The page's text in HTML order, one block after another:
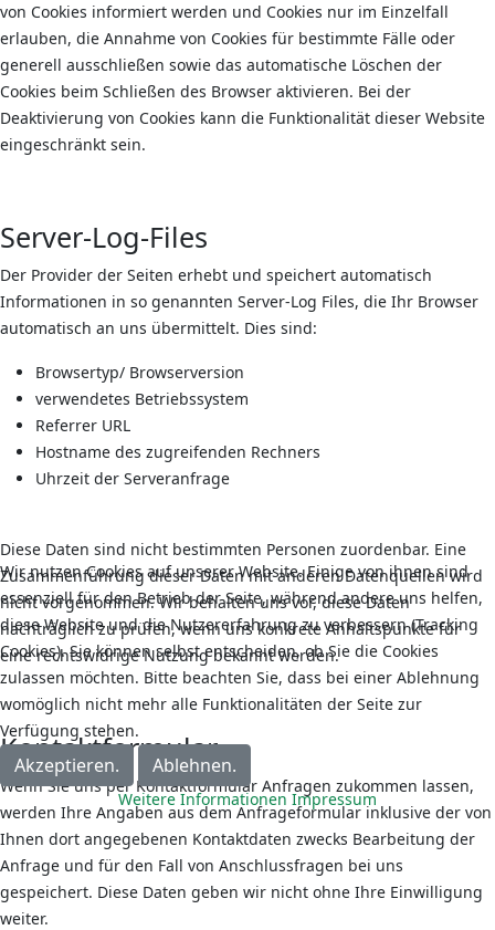
von Cookies informiert werden und Cookies nur im Einzelfall
erlauben, die Annahme von Cookies für bestimmte Fälle oder
generell ausschließen sowie das automatische Löschen der
Cookies beim Schließen des Browser aktivieren. Bei der
Deaktivierung von Cookies kann die Funktionalität dieser Website
eingeschränkt sein.
Server-Log-Files
Der Provider der Seiten erhebt und speichert automatisch
Informationen in so genannten Server-Log Files, die Ihr Browser
automatisch an uns übermittelt. Dies sind:
Browsertyp/ Browserversion
verwendetes Betriebssystem
Referrer URL
Hostname des zugreifenden Rechners
Uhrzeit der Serveranfrage
Diese Daten sind nicht bestimmten Personen zuordenbar. Eine
Zusammenführung dieser Daten mit anderen Datenquellen wird
nicht vorgenommen. Wir behalten uns vor, diese Daten
nachträglich zu prüfen, wenn uns konkrete Anhaltspunkte für
eine rechtswidrige Nutzung bekannt werden.
Kontaktformular
Wenn Sie uns per Kontaktformular Anfragen zukommen lassen,
werden Ihre Angaben aus dem Anfrageformular inklusive der von
Ihnen dort angegebenen Kontaktdaten zwecks Bearbeitung der
Anfrage und für den Fall von Anschlussfragen bei uns
gespeichert. Diese Daten geben wir nicht ohne Ihre Einwilligung
weiter.
Wir nutzen Cookies auf unserer Website. Einige von ihnen sind
essenziell für den Betrieb der Seite, während andere uns helfen,
diese Website und die Nutzererfahrung zu verbessern (Tracking
Cookies). Sie können selbst entscheiden, ob Sie die Cookies
zulassen möchten. Bitte beachten Sie, dass bei einer Ablehnung
womöglich nicht mehr alle Funktionalitäten der Seite zur
Verfügung stehen.
Akzeptieren. Ablehnen.
Weitere Informationen Impressum